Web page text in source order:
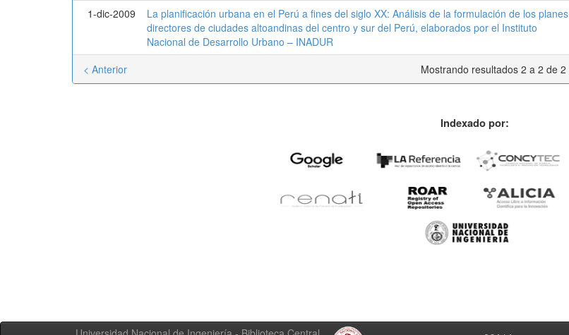
1-dic-2009
La planificación urbana en el Perú a fines del siglo XX: Análisis de la formulación de los planes
directores de ciudades altoandinas del centro y sur del Perú, elaborados por el Instituto
Nacional de Desarrollo Urbano – INADUR
Mostrando resultados 2 a 2 de 2
< Anterior
Indexado por: